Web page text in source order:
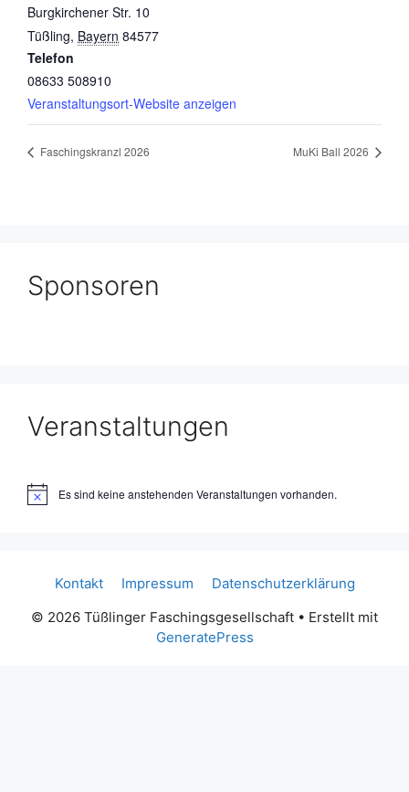
Burgkirchener Str. 10
Tüßling, Bayern 84577
Telefon
08633 508910
Veranstaltungsort-Website anzeigen
Faschingskranzl 2026 MuKi Ball 2026
Sponsoren
Veranstaltungen
H
Es sind keine anstehenden Veranstaltungen vorhanden.
Kontakt Impressum
Datenschutzerklärung
© 2026 Tüßlinger Faschingsgesellschaft • Erstellt mit
GeneratePress